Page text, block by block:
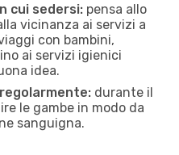
cui sedersi: pensa allo
vicinanza ai servizi a
con bambini,
ai servizi igienici
idea.
durante il
le gambe in modo da
sanguigna.